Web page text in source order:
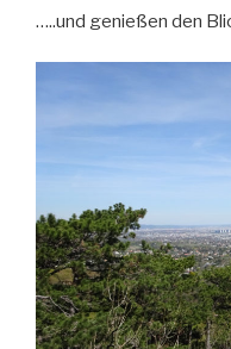
…..und genießen den